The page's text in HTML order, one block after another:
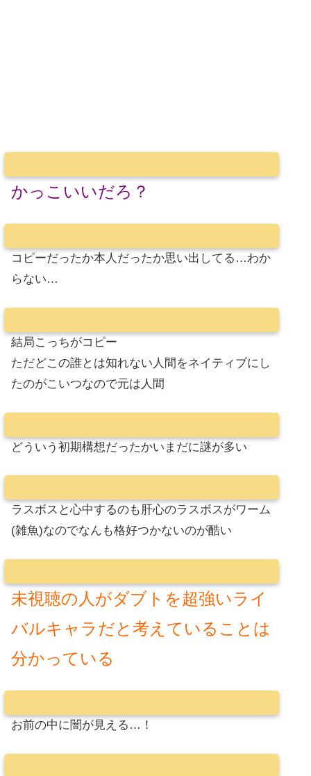
かっこいいだろ？
コピーだったか本人だったか思い出してる…わか
らない…
結局こっちがコピー
ただどこの誰とは知れない人間をネイティブにし
たのがこいつなので元は人間
どういう初期構想だったかいまだに謎が多い
ラスボスと心中するのも肝心のラスボスがワーム
(雑魚)なのでなんも格好つかないのが酷い
未視聴の人がダブトを超強いライ
バルキャラだと考えていることは
分かっている
お前の中に闇が見える…！